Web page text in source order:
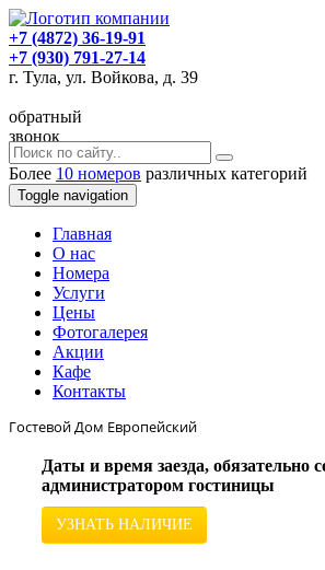
+7 (4872) 36-19-91
+7 (930) 791-27-14
г. Тула, ул. Войкова, д. 39
обратный
звонок
Более 10 номеров различных категорий
Toggle navigation
Главная
O нас
Номера
Услуги
Цены
Фотогалерея
Акции
Кафе
Контакты
Гостевой Дом Европейский
Даты и время заезда, обязательно
администратором гостиницы
УЗНАТЬ НАЛИЧИЕ